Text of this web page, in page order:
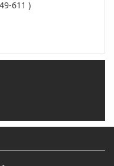
611 )